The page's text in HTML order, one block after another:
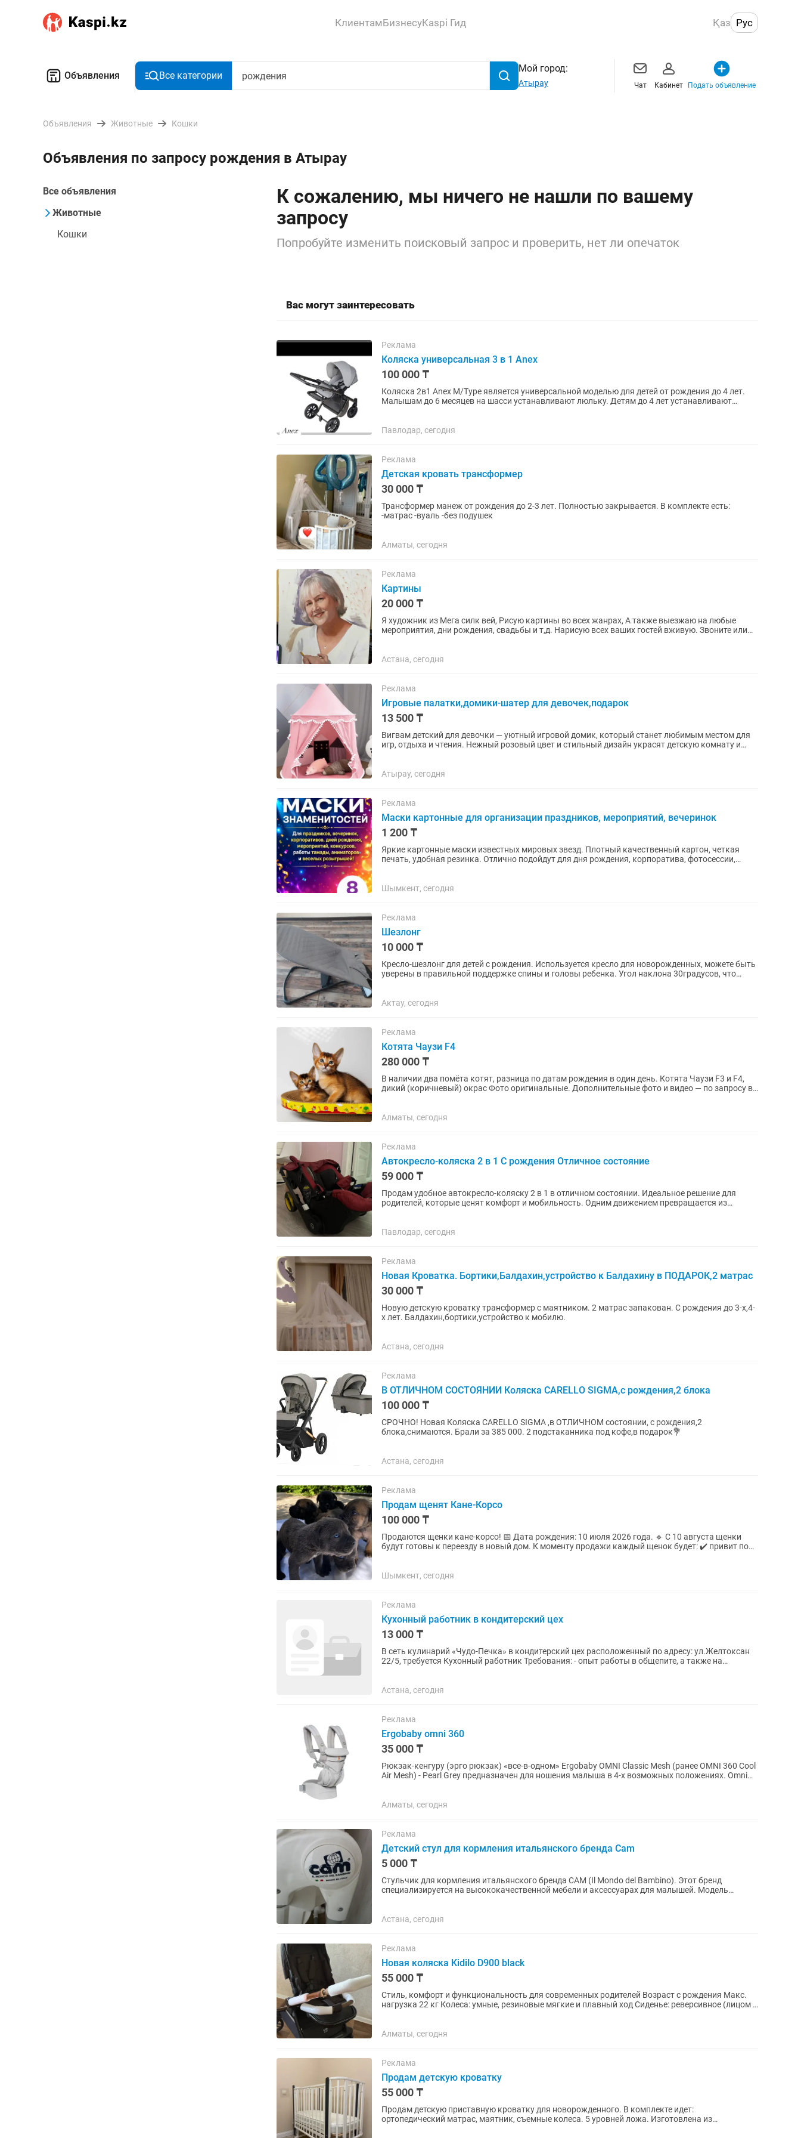
КлиентамБизнесуKaspi Гид Қаз Рус
Объявления Все категории
Мой город:
Атырау Чат Кабинет Подать объявление
Объявления Животные Кошки
Объявления по запросу рождения в Атырау
Все объявления
Животные
Кошки
К сожалению, мы ничего не нашли по вашему
запросу
Попробуйте изменить поисковый запрос и проверить, нет ли опечаток
Вас могут заинтересовать
Реклама
Коляска универсальная 3 в 1 Anex
100 000 ₸
Коляска 2в1 Anex M/Type является универсальной моделью для детей от рождения до 4 лет.
Малышам до 6 месяцев на шасси устанавливают люльку. Детям до 4 лет устанавливают
Павлодар, сегодня
Реклама
Детская кровать трансформер
30 000 ₸
Трансформер манеж от рождения до 2-3 лет. Полностью закрывается. В комплекте есть:
-матрас -вуаль -без подушек
Алматы, сегодня
Реклама
Картины
20 000 ₸
Я художник из Мега силк вей, Рисую картины во всех жанрах, А также выезжаю на любые
мероприятия, дни рождения, свадьбы и т,д. Нарисую всех ваших гостей вживую. Звоните или
Астана, сегодня
Реклама
Игровые палатки,домики-шатер для девочек,подарок
13 500 ₸
Вигвам детский для девочки — уютный игровой домик, который станет любимым местом для
игр, отдыха и чтения. Нежный розовый цвет и стильный дизайн украсят детскую комнату и
Атырау, сегодня
Реклама
Маски картонные для организации праздников, мероприятий, вечеринок
1 200 ₸
Яркие картонные маски известных мировых звезд. Плотный качественный картон, четкая
печать, удобная резинка. Отлично подойдут для дня рождения, корпоратива, фотосессии,
Шымкент, сегодня
Реклама
Шезлонг
10 000 ₸
Кресло-шезлонг для детей с рождения. Используется кресло для новорожденных, можете быть
уверены в правильной поддержке спины и головы ребенка. Угол наклона 30градусов, что
Актау, сегодня
Реклама
Котята Чаузи F4
280 000 ₸
В наличии два помёта котят, разница по датам рождения в один день. Котята Чаузи F3 и F4,
дикий (коричневый) окрас Фото оригинальные. Дополнительные фото и видео — по запросу в .
Алматы, сегодня
Реклама
Автокресло-коляска 2 в 1 С рождения Отличное состояние
59 000 ₸
Продам удобное автокресло-коляску 2 в 1 в отличном состоянии. Идеальное решение для
родителей, которые ценят комфорт и мобильность. Одним движением превращается из
Павлодар, сегодня
Реклама
Новая Кроватка. Бортики,Балдахин,устройство к Балдахину в ПОДАРОК,2 матрас
30 000 ₸
Новую детскую кроватку трансформер с маятником. 2 матрас запакован. С рождения до 3-х,4-
х лет. Балдахин,бортики,устройство к мобилю.
Астана, сегодня
Реклама
В ОТЛИЧНОМ СОСТОЯНИИ Коляска CARELLO SIGMA,с рождения,2 блока
100 000 ₸
СРОЧНО! Новая Коляска CARELLO SIGMA ,в ОТЛИЧНОМ состоянии, с рождения,2
блока,снимаются. Брали за 385 000. 2 подстаканника под кофе,в подарок💐
Астана, сегодня
Реклама
Продам щенят Кане-Корсо
100 000 ₸
Продаются щенки кане-корсо! 📅 Дата рождения: 10 июля 2026 года. 🔹 С 10 августа щенки
будут готовы к переезду в новый дом. К моменту продажи каждый щенок будет: ✔️ привит по
Шымкент, сегодня
Реклама
Кухонный работник в кондитерский цех
13 000 ₸
В сеть кулинарий «Чудо-Печка» в кондитерский цех расположенный по адресу: ул.Желтоксан
22/5, требуется Кухонный работник Требования: - опыт работы в общепите, а также на
Астана, сегодня
Реклама
Ergobaby omni 360
35 000 ₸
Рюкзак-кенгуру (эрго рюкзак) «все-в-одном» Ergobaby OMNI Classic Mesh (ранее OMNI 360 Cool
Air Mesh) - Pearl Grey предназначен для ношения малыша в 4-х возможных положениях. Omni
Алматы, сегодня
Реклама
Детский стул для кормления итальянского бренда Cam
5 000 ₸
Стульчик для кормления итальянского бренда CAM (Il Mondo del Bambino). Этот бренд
специализируется на высококачественной мебели и аксессуарах для малышей. Модель
Астана, сегодня
Реклама
Новая коляска Kidilo D900 black
55 000 ₸
Стиль, комфорт и функциональность для современных родителей Возраст с рождения Макс.
нагрузка 22 кг Колеса: умные, резиновые мягкие и плавный ход Сиденье: реверсивное (лицом к
Алматы, сегодня
Реклама
Продам детскую кроватку
55 000 ₸
Продам детскую приставную кроватку для новорожденного. В комплекте идет:
ортопедический матрас, маятник, съемные колеса. 5 уровней ложа. Изготовлена из